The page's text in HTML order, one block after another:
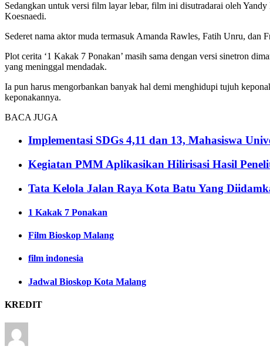
Sedangkan untuk versi film layar lebar, film ini disutradarai oleh
Koesnaedi.
Sederet nama aktor muda termasuk Amanda Rawles, Fatih Unru, dan
Plot cerita ‘1 Kakak 7 Ponakan’ masih sama dengan versi sinetron
yang meninggal mendadak.
Ia pun harus mengorbankan banyak hal demi menghidupi tujuh
keponakannya.
BACA JUGA
Implementasi SDGs 4,11 dan 13, Mahasiswa
Kegiatan PMM Aplikasikan Hilirisasi Hasil
Tata Kelola Jalan Raya Kota Batu Yang
1 Kakak 7 Ponakan
Film Bioskop Malang
film indonesia
Jadwal Bioskop Kota Malang
KREDIT